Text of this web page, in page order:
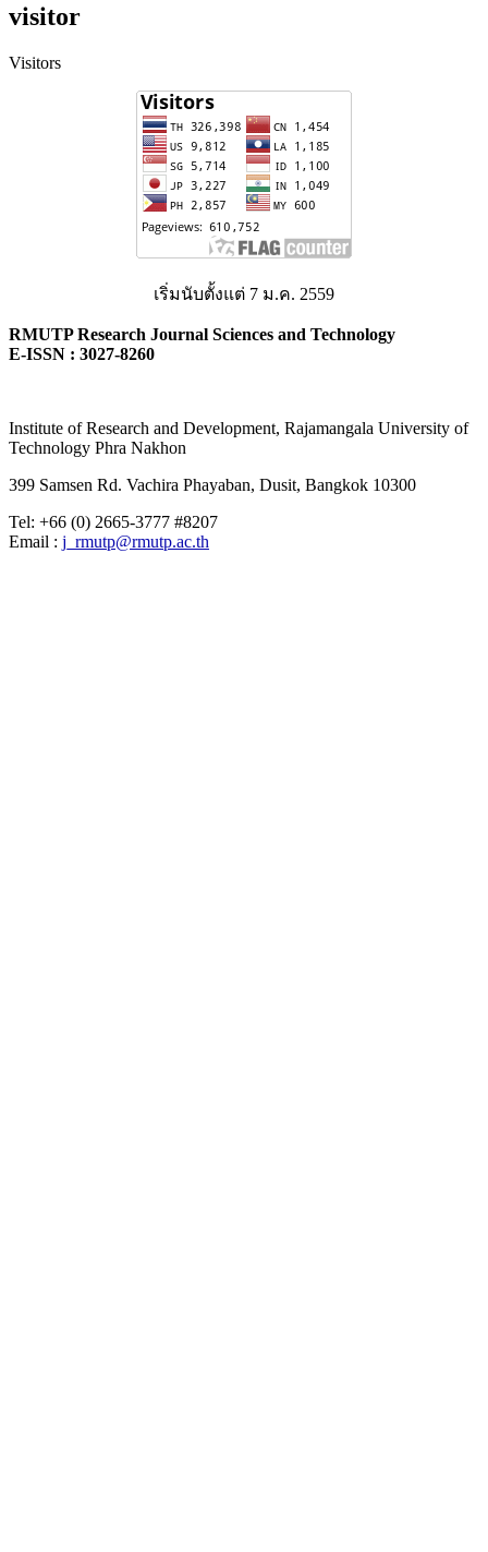
visitor
Visitors
เริ่มนับตั้งแต่ 7 ม.ค. 2559
RMUTP Research Journal Sciences and Technology
E-ISSN : 3027-8260
Institute of Research and Development, Rajamangala University of
Technology Phra Nakhon
399 Samsen Rd. Vachira Phayaban, Dusit, Bangkok 10300
Tel: +66 (0) 2665-3777 #8207
Email : j_rmutp@rmutp.ac.th